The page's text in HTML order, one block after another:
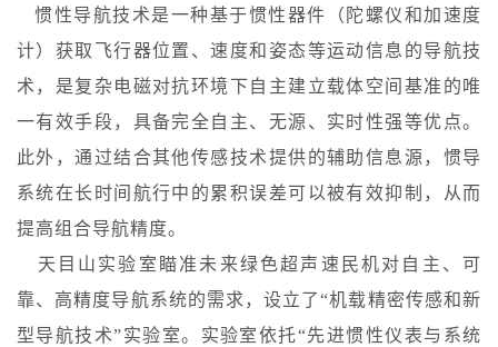
惯性导航技术是一种基于惯性器件（陀螺仪和加速度
计）获取飞行器位置、速度和姿态等运动信息的导航技
术，是复杂电磁对抗环境下自主建立载体空间基准的唯
一有效手段，具备完全自主、无源、实时性强等优点。
此外，通过结合其他传感技术提供的辅助信息源，惯导
系统在长时间航行中的累积误差可以被有效抑制，从而
提高组合导航精度。
天目山实验室瞄准未来绿色超声速民机对自主、可
靠、高精度导航系统的需求，设立了“机载精密传感和新
型导航技术”实验室。实验室依托“先进惯性仪表与系统